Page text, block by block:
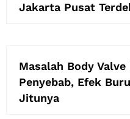
Jakarta Pusat
Masalah Body
Penyebab, Efek
Jitunya